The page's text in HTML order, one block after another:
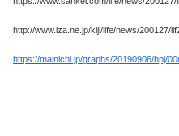
http://www.iza.ne.jp/kiji/life/news/200127/
https://mainichi.jp/graphs/20190906/hpj/